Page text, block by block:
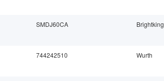
SMDJ60CA Brightking
744242510 Wurth